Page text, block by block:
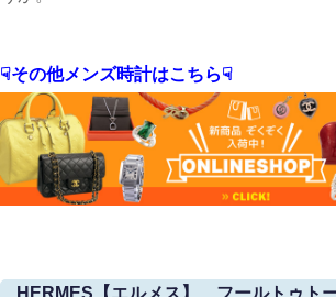
☟その他メンズ時計はこちら☟
HERMES【エルメス】 フールトゥト